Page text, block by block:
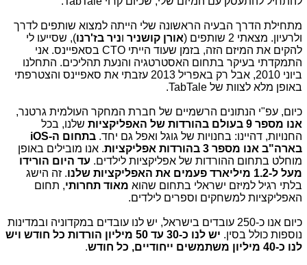
מתחילת הדרך הבעיה הראשונה שלי הייתה למצוא שותפים לדרך
ולרעיון. מצאתי 2 שותפים
(אורן קושניר וניר בז'רנו), שסייעו לי
להקים את המיזם הזה, בזמן שעוד הייתי CTO בסאפיינס. אני
התמקדתי בעיקר בתחום האסטרטגיה והנעת תהליכים. התחלנו
ביוני 2010, אבל רק באפריל 2013 עזבתי את סאפיינס והצטרפתי
באופן מלא לצוות של TabTale.
כיום, עפ"י הנתונים הרשמיים של חברת המחקר העולמית גרטנר,
אנו מספר 9 בעולם בהורדות של האפליקציות
שלנו, בכל
החנויות, דהיינו: בחנויות של גוגל ואפל גם יחד.
בתחום ה-iOS
בארה"ב אנו מספר 3 בהורדות אפליקציות
. אנו מובילים באופן
מוחלט בתחום ההורדות של אפליקציות לילדים. עד היום הורידו
מעל ל-1.2 מיליארד פעמים את האפליקציות שלנו
. זה הישג
בלתי רגיל למיזם ישראלי בתחום שהוא מאוד תחרותי, תחום
האפליקציות למשחקים וספרים לילדים.
כיום אנו כ-250 עובדים בישראל, יש לנו עובדים במקדוניה ובמדינות
נוספות כולל בסין. יש לנו
כ-30 עד 50 מיליון הורדות כל חודש ויש
לנו כ-40 מיליון משתמשים ייחודיים,
כל חודש.